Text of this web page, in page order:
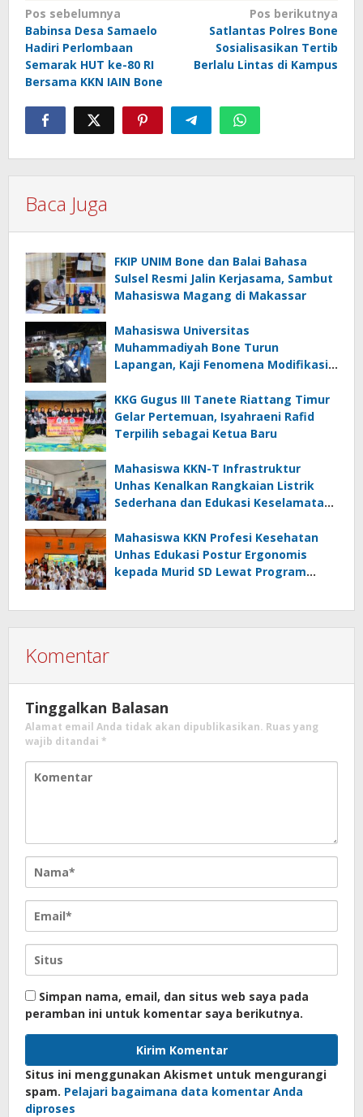
Navigasi
pos
Pos sebelumnya
Babinsa Desa Samaelo
Hadiri Perlombaan
Semarak HUT ke-80 RI
Bersama KKN IAIN Bone
Pos berikutnya
Satlantas Polres Bone
Sosialisasikan Tertib
Berlalu Lintas di Kampus
Baca Juga
FKIP UNIM Bone dan Balai Bahasa
Sulsel Resmi Jalin Kerjasama, Sambut
Mahasiswa Magang di Makassar
Mahasiswa Universitas
Muhammadiyah Bone Turun
Lapangan, Kaji Fenomena Modifikasi
FOTOFOBIA
KKG Gugus III Tanete Riattang Timur
Gelar Pertemuan, Isyahraeni Rafid
Terpilih sebagai Ketua Baru
Mahasiswa KKN-T Infrastruktur
Unhas Kenalkan Rangkaian Listrik
Sederhana dan Edukasi Keselamatan
Langkeang
Mahasiswa KKN Profesi Kesehatan
Unhas Edukasi Postur Ergonomis
kepada Murid SD Lewat Program
Komentar
Tinggalkan Balasan
Alamat email Anda tidak akan dipublikasikan. Ruas yang
wajib ditandai *
Simpan nama, email, dan situs web saya pada
peramban ini untuk komentar saya berikutnya.
Situs ini menggunakan Akismet untuk mengurangi
spam. Pelajari bagaimana data komentar Anda
diproses